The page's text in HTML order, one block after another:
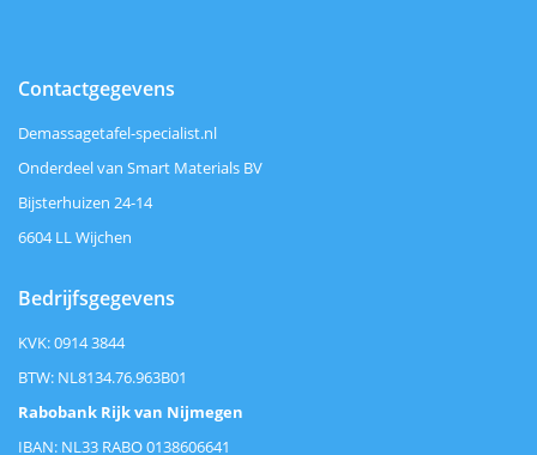
Contactgegevens
Demassagetafel-specialist.nl
Onderdeel van Smart Materials BV
Bijsterhuizen 24-14
6604 LL Wijchen
Bedrijfsgegevens
KVK: 0914 3844
BTW: NL8134.76.963B01
Rabobank Rijk van Nijmegen
IBAN: NL33 RABO 0138606641